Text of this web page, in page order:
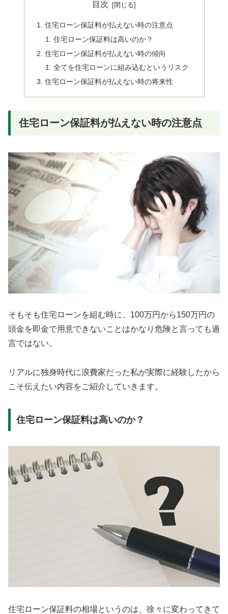
目次
住宅ローン保証料が払えない時の注意点
住宅ローン保証料は高いのか？
住宅ローン保証料が払えない時の傾向
全てを住宅ローンに組み込むというリスク
住宅ローン保証料が払えない時の将来性
住宅ローン保証料が払えない時の注意点
そもそも住宅ローンを組む時に、100万円から150万円の
頭金を即金で用意できないことはかなり危険と言っても過
言ではない。
リアルに独身時代に浪費家だった私が実際に経験したから
こそ伝えたい内容をご紹介していきます。
住宅ローン保証料は高いのか？
住宅ローン保証料の相場というのは、徐々に変わってきて